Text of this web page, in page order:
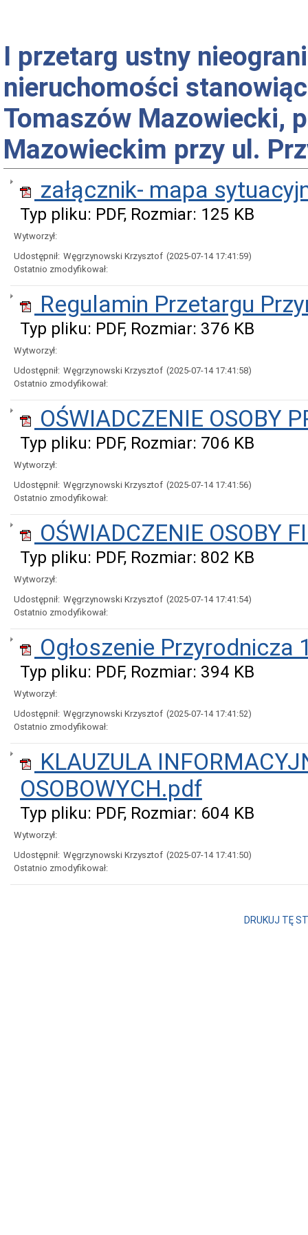
I przetarg ustny
nieruchomości
Tomaszów Mazowiecki,
Mazowieckim przy ul.
załącznik- mapa
Typ pliku: PDF, Rozmiar: 125 KB
Wytworzył:
Udostępnił: Węgrzynowski Krzysztof (2025-07-14 17:41:59)
Ostatnio zmodyfikował:
Regulamin Przetargu
Typ pliku: PDF, Rozmiar: 376 KB
Wytworzył:
Udostępnił: Węgrzynowski Krzysztof (2025-07-14 17:41:58)
Ostatnio zmodyfikował:
OŚWIADCZENIE OSOBY
Typ pliku: PDF, Rozmiar: 706 KB
Wytworzył:
Udostępnił: Węgrzynowski Krzysztof (2025-07-14 17:41:56)
Ostatnio zmodyfikował:
OŚWIADCZENIE OSOBY
Typ pliku: PDF, Rozmiar: 802 KB
Wytworzył:
Udostępnił: Węgrzynowski Krzysztof (2025-07-14 17:41:54)
Ostatnio zmodyfikował:
Ogłoszenie Przyrodnicza
Typ pliku: PDF, Rozmiar: 394 KB
Wytworzył:
Udostępnił: Węgrzynowski Krzysztof (2025-07-14 17:41:52)
Ostatnio zmodyfikował:
KLAUZULA
OSOBOWYCH.pdf
Typ pliku: PDF, Rozmiar: 604 KB
Wytworzył:
Udostępnił: Węgrzynowski Krzysztof (2025-07-14 17:41:50)
Ostatnio zmodyfikował:
DRUKUJ TĘ